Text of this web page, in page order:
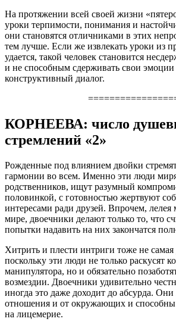
На протяжении всей своей жизни
уроки терпимости, понимания и
они становятся отличниками в этих
тем лучше. Если же извлекать уроки из
удается, такой человек становится
и не способным сдерживать свои эмоции
конструктивный диалог.
КОРНЕЕВА: число
стремлений «2»
Рожденные под влиянием двойки
гармонии во всем. Именно эти люди
родственников, ищут разумный
половинкой, с готовностью жертвуют
интересами ради друзей. Впрочем, лелея
мире, двоечники делают только то, что
попытки надавить на них закончатся
Хитрить и плести интриги тоже не самая
поскольку эти люди не только раскусят
манипулятора, но и обязательно
возмездии. Двоечники удивительно
иногда это даже доходит до абсурда.
отношения и от окружающих и способны
на лицемерие.